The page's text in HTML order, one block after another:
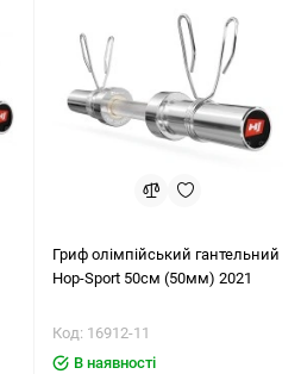
Гриф олімпійський гантельний
Hop-Sport 50см (50мм) 2021
Код: 16912-11
В наявності